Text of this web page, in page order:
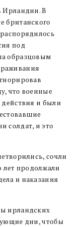
Ирландии. В
британского
под
образцовым
что военные
и были
солдат, и это
сочли
продолжали
и наказания
ирландских
дни, чтобы